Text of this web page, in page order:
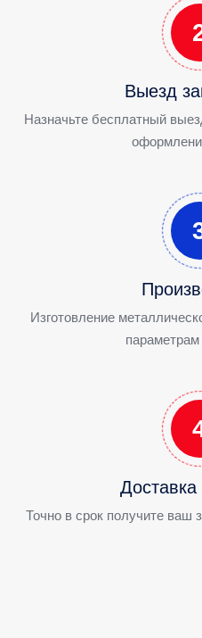
Выезд
Назначьте бесплатный
Изготовление
Точно в срок получите ваш